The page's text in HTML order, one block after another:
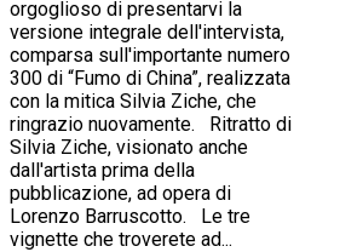
orgoglioso di presentarvi la
versione integrale dell'intervista,
comparsa sull'importante numero
300 di “Fumo di China”, realizzata
con la mitica Silvia Ziche, che
ringrazio nuovamente. Ritratto di
Silvia Ziche, visionato anche
dall'artista prima della
pubblicazione, ad opera di
Lorenzo Barruscotto. Le tre
vignette che troverete ad...